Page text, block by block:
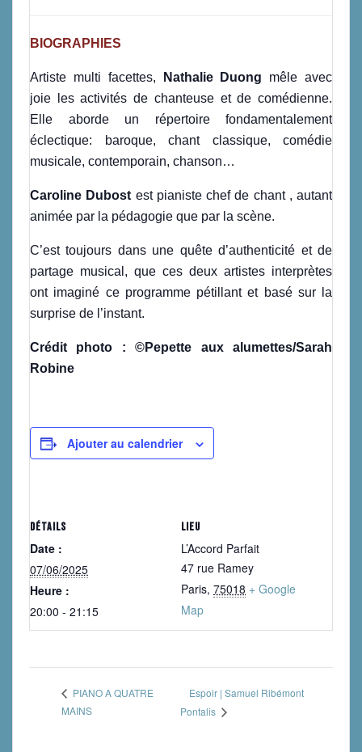
BIOGRAPHIES
Artiste multi facettes, Nathalie Duong mêle avec
joie les activités de chanteuse et de comédienne.
Elle aborde un répertoire fondamentalement
éclectique: baroque, chant classique, comédie
musicale, contemporain, chanson…
Caroline Dubost est pianiste chef de chant , autant
animée par la pédagogie que par la scène.
C’est toujours dans une quête d’authenticité et de
partage musical, que ces deux artistes interprètes
ont imaginé ce programme pétillant et basé sur la
surprise de l’instant.
Crédit photo : ©Pepette aux alumettes/Sarah
Robine
Ajouter au calendrier
DÉTAILS
Date :
07/06/2025
Heure :
20:00 - 21:15
LIEU
L’Accord Parfait
47 rue Ramey
Paris, 75018 + Google
Map
PIANO A QUATRE
MAINS
Espoir | Samuel Ribémont
Pontalis